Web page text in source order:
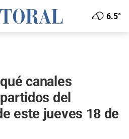
6.5°
canales
del
este jueves 18 de